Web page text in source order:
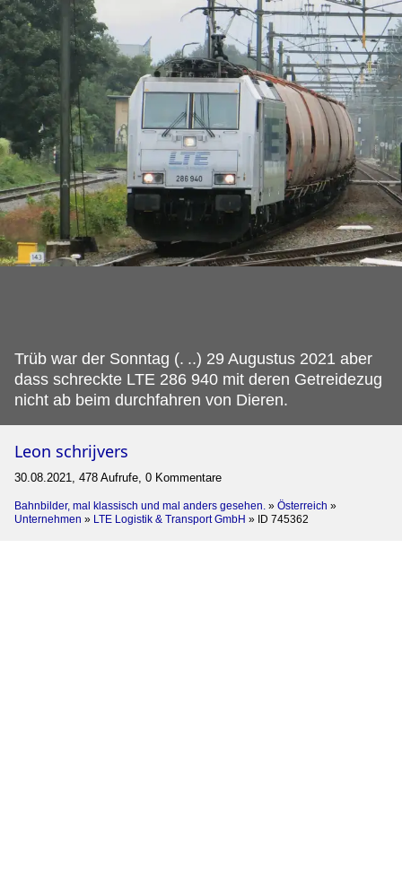
Trüb war der Sonntag (. ..) 29 Augustus 2021 aber
dass schreckte LTE 286 940 mit deren Getreidezug
nicht ab beim durchfahren von Dieren.
Leon schrijvers
30.08.2021, 478 Aufrufe, 0 Kommentare
Bahnbilder, mal klassisch und mal anders gesehen. » Österreich »
Unternehmen » LTE Logistik & Transport GmbH » ID 745362